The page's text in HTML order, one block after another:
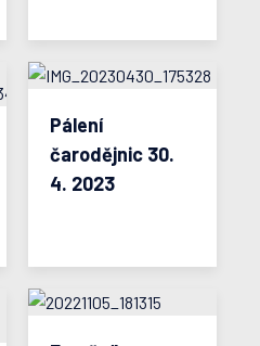
Pálení
čarodějnic 30.
4. 2023